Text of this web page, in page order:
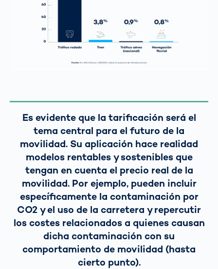
Es evidente que la tarificación será el
tema central para el futuro de la
movilidad. Su aplicación hace realidad
modelos rentables y sostenibles que
tengan en cuenta el precio real de la
movilidad. Por ejemplo, pueden incluir
específicamente la contaminación por
CO2 y el uso de la carretera y repercutir
los costes relacionados a quienes causan
dicha contaminación con su
comportamiento de movilidad (hasta
cierto punto).